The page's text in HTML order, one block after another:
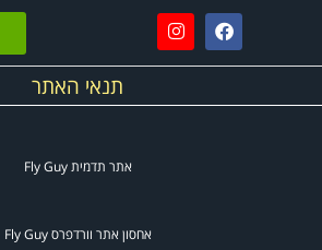
תנאי האתר
אתר תדמיתFly Guy
אחסון אתר וורדפרסFly Guy